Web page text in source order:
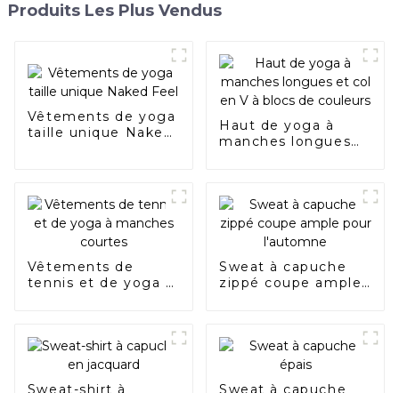
Produits Les Plus Vendus
Vêtements de yoga
taille unique Naked
Haut de yoga à
manches longues
Vêtements de
tennis et de yoga à
Sweat à capuche
zippé coupe ample
Sweat-shirt à Sweat à capuche